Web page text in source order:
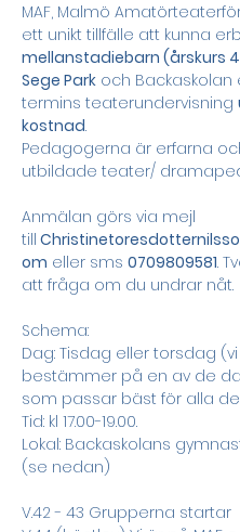
MAF, Malmö
ett unikt tillfälle att kunna
mellanstadiebarn (årskurs 4
Sege Park och Backaskolan
termins teaterundervisning
kostnad.
Pedagogerna är erfarna
utbildade teater/
Anmälan görs via mejl
till
om eller sms 0709809581.
att fråga om du undrar nåt.
Schema:
Dag: Tisdag eller torsdag (vi
bestämmer på en av de
som passar bäst för alla
Tid: kl 17.00-19.00.
Lokal: Backaskolans
(se nedan)
V.42 - 43 Grupperna startar